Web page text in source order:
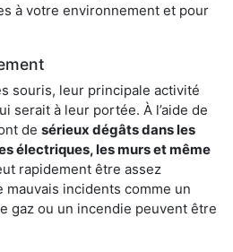
à votre environnement et pour
souris, leur principale activité
serait à leur portée. À l’aide de
de sérieux dégâts dans les
électriques, les murs et même
rapidement être assez
incidents comme un
gaz ou un incendie peuvent être